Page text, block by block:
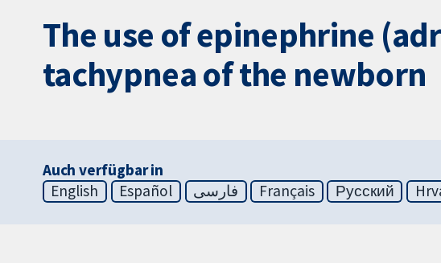
The use of epinephrine
tachypnea of the newborn
Auch verfügbar in
English
Español فارسی Français Русский